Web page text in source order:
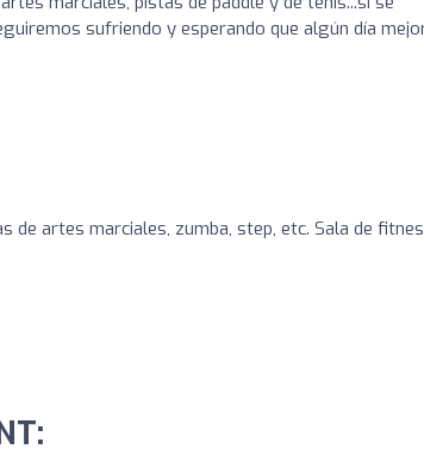
sufriendo y esperando que algún día
de artes marciales, zumba, step, etc. Sala de